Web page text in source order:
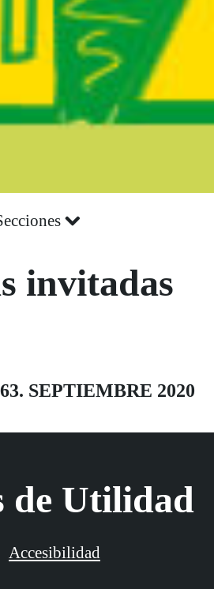
invitadas
SEPTIEMBRE 2020
de Utilidad
Accesibilidad